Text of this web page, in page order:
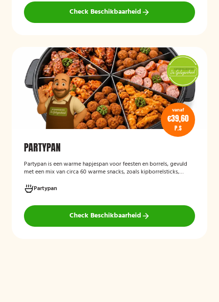
Check Beschikbaarheid
vanaf
€39,60
P.S
PARTYPAN
Partypan is een warme hapjespan voor feesten en borrels, gevuld
met een mix van circa 60 warme snacks, zoals kipborrelsticks,
geleverd en hoeft alleen nog verwarmd te worden, waardoor het
een eenvoudige en praktische cateringoplossing is voor
verjaardagen, jubilea, bedrijfsfeesten en andere bijeenkomsten.
Partypan
Check Beschikbaarheid